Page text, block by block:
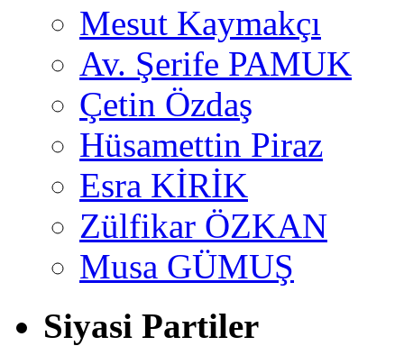
Mesut Kaymakçı
Av. Şerife PAMUK
Çetin Özdaş
Hüsamettin Piraz
Esra KİRİK
Zülfikar ÖZKAN
Musa GÜMUŞ
Siyasi Partiler